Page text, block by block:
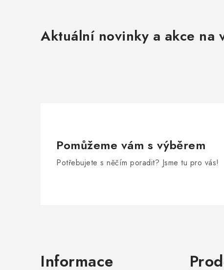
Aktuální novinky a akce na
Pomůžeme vám s výběrem
Potřebujete s něčím poradit? Jsme tu pro vás!
Informace